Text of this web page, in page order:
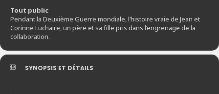
Tout public
Pendant la Deuxième Guerre mondiale, l’histoire vraie de Jean et
Corinne Luchaire, un père et sa fille pris dans l’engrenage de la
collaboration.
SYNOPSIS ET DÉTAILS
.